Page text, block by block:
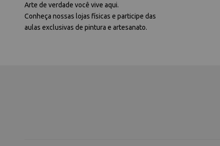
Arte de verdade você vive aqui.
Conheça nossas lojas físicas e participe das
aulas exclusivas de pintura e artesanato.